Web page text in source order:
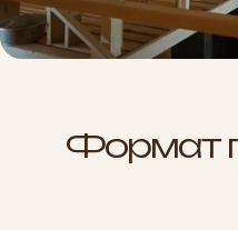
Формат